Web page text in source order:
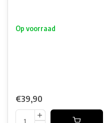
Op voorraad
€39,90